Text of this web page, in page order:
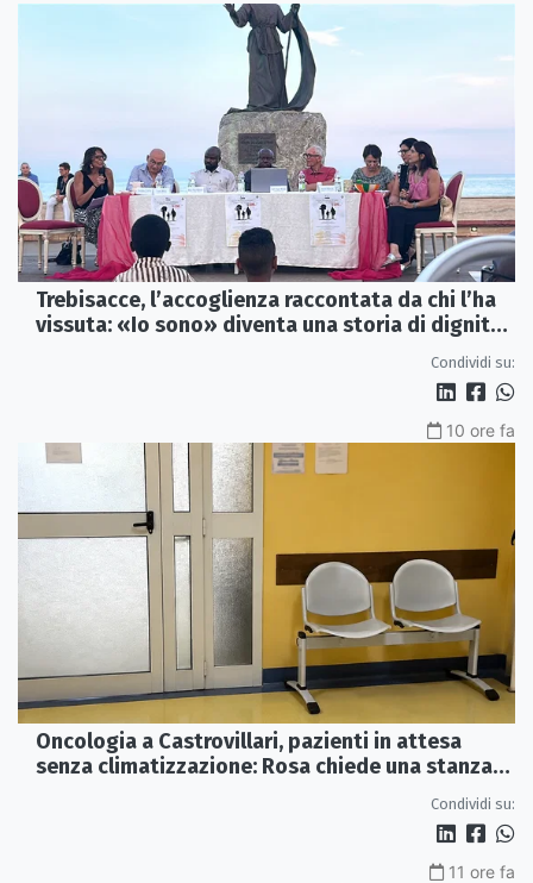
Trebisacce, l’accoglienza raccontata da chi l’ha
vissuta: «Io sono» diventa una storia di dignità
Condividi su:
10 ore fa
Oncologia a Castrovillari, pazienti in attesa
senza climatizzazione: Rosa chiede una stanza
Condividi su:
11 ore fa